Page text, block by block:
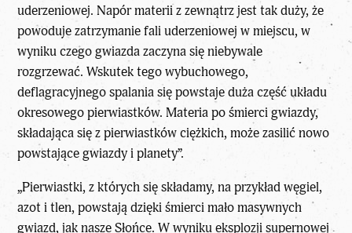
uderzeniowej. Napór materii z zewnątrz jest tak duży, że
powoduje zatrzymanie fali uderzeniowej w miejscu, w
wyniku czego gwiazda zaczyna się niebywale
rozgrzewać. Wskutek tego wybuchowego,
deflagracyjnego spalania się powstaje duża część układu
okresowego pierwiastków. Materia po śmierci gwiazdy,
składająca się z pierwiastków ciężkich, może zasilić nowo
powstające gwiazdy i planety”.
„Pierwiastki, z których się składamy, na przykład węgiel,
azot i tlen, powstają dzięki śmierci mało masywnych
gwiazd, jak nasze Słońce. W wyniku eksplozji supernowej